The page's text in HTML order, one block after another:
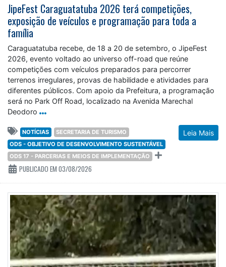
JipeFest Caraguatatuba 2026 terá competições,
exposição de veículos e programação para toda a
família
Caraguatatuba recebe, de 18 a 20 de setembro, o JipeFest
2026, evento voltado ao universo off-road que reúne
competições com veículos preparados para percorrer
terrenos irregulares, provas de habilidade e atividades para
diferentes públicos. Com apoio da Prefeitura, a programação
será no Park Off Road, localizado na Avenida Marechal
Deodoro
Leia Mais
NOTÍCIAS
SECRETARIA DE TURISMO
ODS - OBJETIVO DE DESENVOLVIMENTO SUSTENTÁVEL
ODS 17 - PARCERIAS E MEIOS DE IMPLEMENTAÇÃO
PUBLICADO EM 03/08/2026